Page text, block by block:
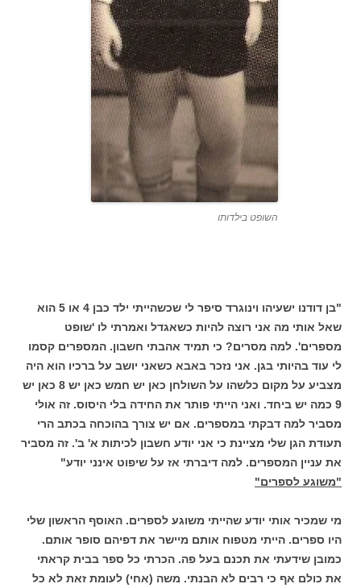
השופט בילדותו
"בן דודנו ישעיהו וינוגרד סיפר לי שכשהייתי ילד כבן 4 או 5 הוא
שאל אותי מה אני רוצה להיות כשאגדל ואמרתי לו 'שופט
מספרים'. למה מסרים? כי תמיד אהבתי חשבון. המספרים קסמו
לי עוד בהיותי בגן. אני נזכר באבא כשאני יושב על ברכיו הוא היה
מצביע על מקום כלשהו על השולחן כאן יש חמש כאן יש 8 כאן יש
9 כמה יש ביחד. ואני הייתי פותר את החידה בלי היסוס. זה אולי
מסביר למה דבקתי במספרים. אם יש צורך בהוכחה בכתב הרי
תעודת הגן שלי מציינת כי אני יודע חשבון לכיתות א' ב'. זה מסביר
את עניין המספרים. למה דיברתי אז על שיפוט אינני יודע"
"משוגע לספרים"
מי שמכיר אותי יודע שהייתי משוגע לספרים. האוסף הראשון שלי
היו ספרים. הייתי מטפוח אותם מיישר את דפיהם סופר אותם.
כמובן שידעתי את תכנם בעל פה. הכרתי כל ספר בבית קראתי
את כולם אף כי רבים לא הבנתי. משה (אחי) לעומת זאת לא כל